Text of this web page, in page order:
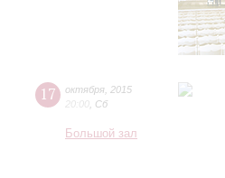
17 октября 2015
20:00 Сб
Большой зал